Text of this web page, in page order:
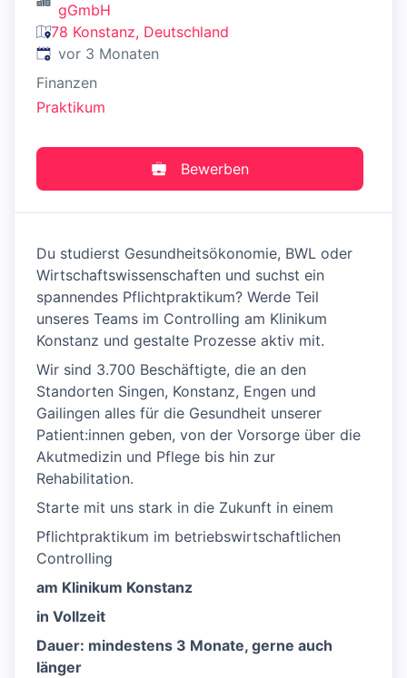
gGmbH
78 Konstanz, Deutschland
Veröffentlicht:
vor 3 Monaten
Finanzen
Praktikum
Bewerben
Du studierst Gesundheitsökonomie, BWL oder
Wirtschaftswissenschaften und suchst ein
spannendes Pflichtpraktikum? Werde Teil
unseres Teams im Controlling am Klinikum
Konstanz und gestalte Prozesse aktiv mit.
Wir sind 3.700 Beschäftigte, die an den
Standorten Singen, Konstanz, Engen und
Gailingen alles für die Gesundheit unserer
Patient:innen geben, von der Vorsorge über die
Akutmedizin und Pflege bis hin zur
Rehabilitation.
Starte mit uns stark in die Zukunft in einem
Pflichtpraktikum im betriebswirtschaftlichen
Controlling
am Klinikum Konstanz
in Vollzeit
Dauer: mindestens 3 Monate, gerne auch
länger